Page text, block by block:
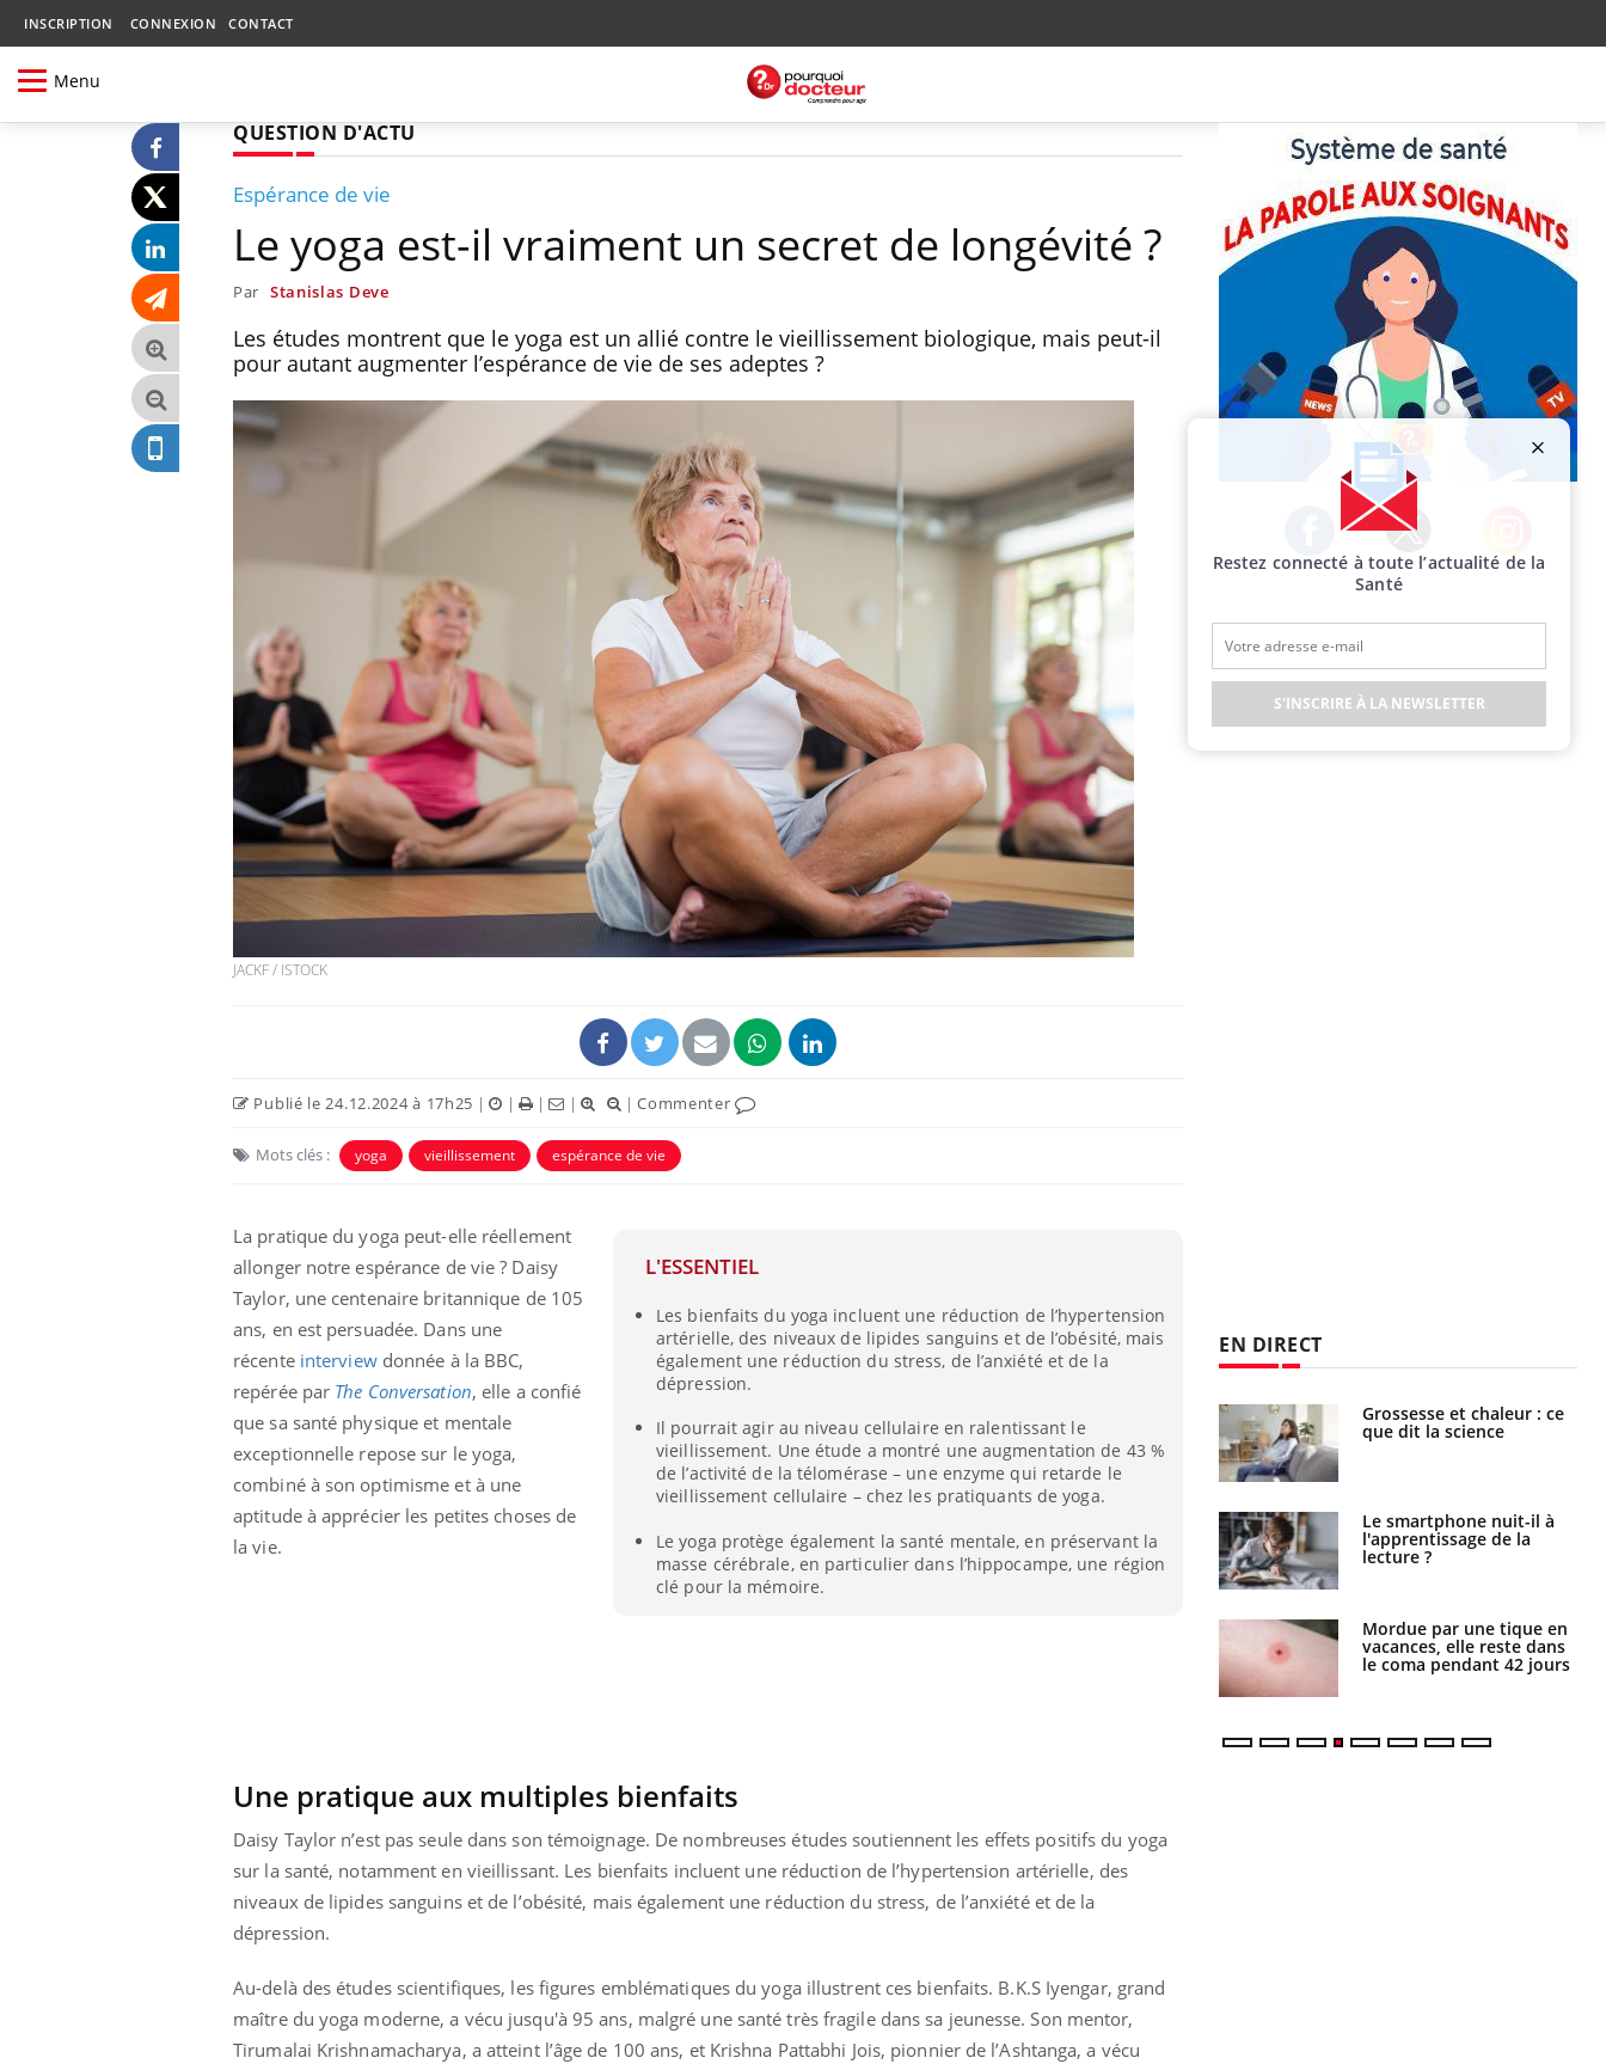
INSCRIPTION CONNEXION CONTACT
Menu
QUESTION D'ACTU
Espérance de vie
Le yoga est-il vraiment un secret de longévité ?
Par Stanislas Deve
Les études montrent que le yoga est un allié contre le vieillissement biologique, mais peut-il
pour autant augmenter l’espérance de vie de ses adeptes ?
JACKF / ISTOCK
Publié le 24.12.2024 à 17h25 | | | | |Commenter
Mots clés : yoga vieillissement espérance de vie
L'ESSENTIEL
Les bienfaits du yoga incluent une réduction de l’hypertension
artérielle, des niveaux de lipides sanguins et de l’obésité, mais
également une réduction du stress, de l’anxiété et de la
dépression.
Il pourrait agir au niveau cellulaire en ralentissant le
vieillissement. Une étude a montré une augmentation de 43 %
de l’activité de la télomérase – une enzyme qui retarde le
vieillissement cellulaire – chez les pratiquants de yoga.
Le yoga protège également la santé mentale, en préservant la
masse cérébrale, en particulier dans l’hippocampe, une région
clé pour la mémoire.
La pratique du yoga peut-elle réellement
allonger notre espérance de vie ? Daisy
Taylor, une centenaire britannique de 105
ans, en est persuadée. Dans une
récente interviewdonnée à la BBC,
repérée par The Conversation, elle a confié
que sa santé physique et mentale
exceptionnelle repose sur le yoga,
combiné à son optimisme et à une
aptitude à apprécier les petites choses de
la vie.
Une pratique aux multiples bienfaits
Daisy Taylor n’est pas seule dans son témoignage. De nombreuses études soutiennent les effets positifs du yoga
sur la santé, notamment en vieillissant. Les bienfaits incluent une réduction de l’hypertension artérielle, des
niveaux de lipides sanguins et de l’obésité, mais également une réduction du stress, de l’anxiété et de la
dépression.
Au-delà des études scientifiques, les figures emblématiques du yoga illustrent ces bienfaits. B.K.S Iyengar, grand
maître du yoga moderne, a vécu jusqu'à 95 ans, malgré une santé très fragile dans sa jeunesse. Son mentor,
Tirumalai Krishnamacharya, a atteint l’âge de 100 ans, et Krishna Pattabhi Jois, pionnier de l’Ashtanga, a vécu
Facebook Twitter Instagram
EN DIRECT
La sieste empêche-t-elle
de dormir la nuit ?
VIH : la fin du comprimé
pourquoi le risque de
noyade grimpe-t-il ?
freiner la propagation du
cancer ?
Grossesse et chaleur : ce
que dit la science
Le smartphone nuit-il à
l'apprentissage de la
lecture ?
Mordue par une tique en
vacances, elle reste dans
le coma pendant 42 jours
Mordue par un
barracuda, une petite fille
secourue grâce à un
Légionellose en Suisse :
quelle est l’origine de la
contamination ?
Allergies alimentaires :
une nouvelle arme contre
les réactions sévères
Restez connecté à toute l’actualité de la
Santé
S'INSCRIRE À LA NEWSLETTER